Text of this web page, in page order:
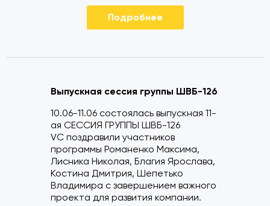
Подробнее
Выпускная сессия группы ШВБ-126
10.06-11.06 состоялась выпускная 11-
ая СЕССИЯ ГРУППЫ ШВБ-126
VC поздравили участников
программы Романенко Максима,
Лисника Николая, Благия Ярослава,
Костина Дмитрия, Шепетько
Владимира с завершением важного
проекта для развития компании.